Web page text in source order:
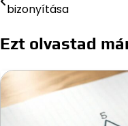
navigáció
bizonyítása
Ezt olvastad